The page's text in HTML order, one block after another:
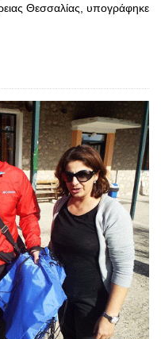
Θεσσαλίας, υπογράφηκε